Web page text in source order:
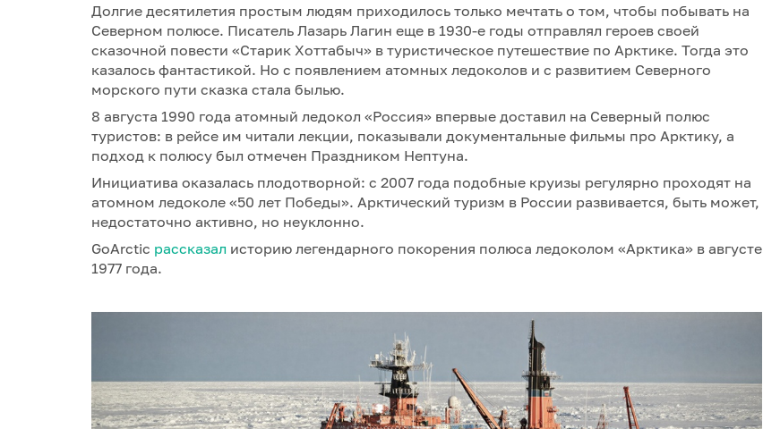
Долгие десятилетия простым людям приходилось только мечтать о том, чтобы побывать на
Северном полюсе. Писатель Лазарь Лагин еще в 1930-е годы отправлял героев своей
сказочной повести «Старик Хоттабыч» в туристическое путешествие по Арктике. Тогда это
казалось фантастикой. Но с появлением атомных ледоколов и с развитием Северного
морского пути сказка стала былью.
8 августа 1990 года атомный ледокол «Россия» впервые доставил на Северный полюс
туристов: в рейсе им читали лекции, показывали документальные фильмы про Арктику, а
подход к полюсу был отмечен Праздником Нептуна.
Инициатива оказалась плодотворной: с 2007 года подобные круизы регулярно проходят на
атомном ледоколе «50 лет Победы». Арктический туризм в России развивается, быть может,
недостаточно активно, но неуклонно.
GoArctic рассказал историю легендарного покорения полюса ледоколом «Арктика» в августе
1977 года.